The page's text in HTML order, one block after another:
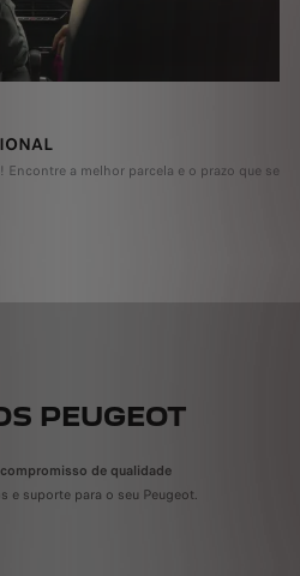
Encontre a melhor parcela e o prazo que se
PEUGEOT
de qualidade
e suporte para o seu Peugeot.